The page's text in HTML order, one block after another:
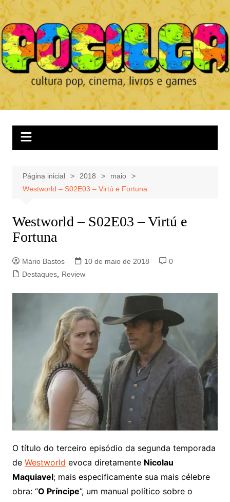
Ir
para
o
conteúdo
Página inicial 2018
maio
Westworld – S02E03 – Virtú e Fortuna
Westworld – S02E03 – Virtú e
Fortuna
Mário Bastos 10 de maio de 2018
0
Destaques, Review
O título do terceiro episódio da segunda temporada
de Westworld evoca diretamente Nicolau
Maquiavel; mais especificamente sua mais célebre
obra: “O Príncipe”, um manual político sobre o